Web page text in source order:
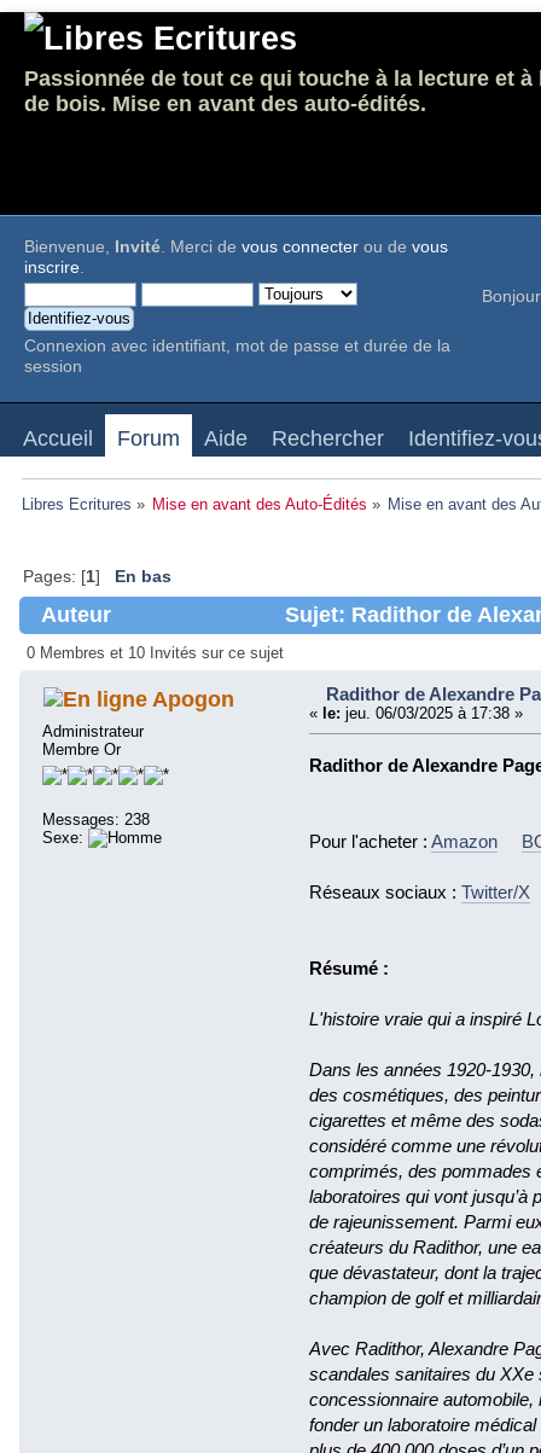
Passionnée de tout ce qui touche à la lecture et
de bois. Mise en avant des auto-édités.
Bienvenue, Invité. Merci de vous connecter ou de vous
inscrire.
Connexion avec identifiant, mot de passe et durée de la
session
Accueil Forum Aide Rechercher Identifiez-
Libres Ecritures » Mise en avant des Auto-Édités » Mise en avant des
Pages: [1] En bas
Auteur Sujet: Radithor de
0 Membres et 10 Invités sur ce sujet
Apogon
Administrateur
Membre Or
Messages: 238
Sexe:
Radithor de Alexandre
« le: jeu. 06/03/2025 à 17:38 »
Radithor de Alexandre
Pour l'acheter : Amazon
Réseaux sociaux : Twitter/X
Résumé :
L'histoire vraie qui a inspiré
Dans les années 1920-
des cosmétiques, des
cigarettes et même des
considéré comme une
comprimés, des pommades
laboratoires qui vont jusqu’à
de rajeunissement. Parmi
créateurs du Radithor, une
que dévastateur, dont la
champion de golf et
Avec Radithor, Alexandre
scandales sanitaires du XXe
concessionnaire
fonder un laboratoire